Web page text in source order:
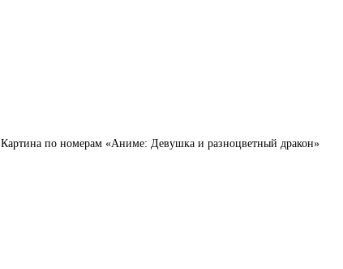
Картина по номерам «Аниме: Девушка и разноцветный дракон»